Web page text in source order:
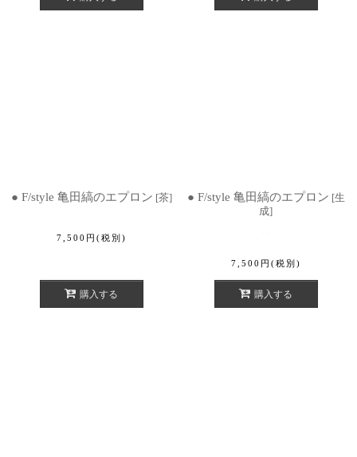
● F/style 亀田縞のエプロン [茶]
7,500 円 (税別)
購入する
● F/style 亀田縞のエプロン [生
成]
7,500 円 (税別)
購入する